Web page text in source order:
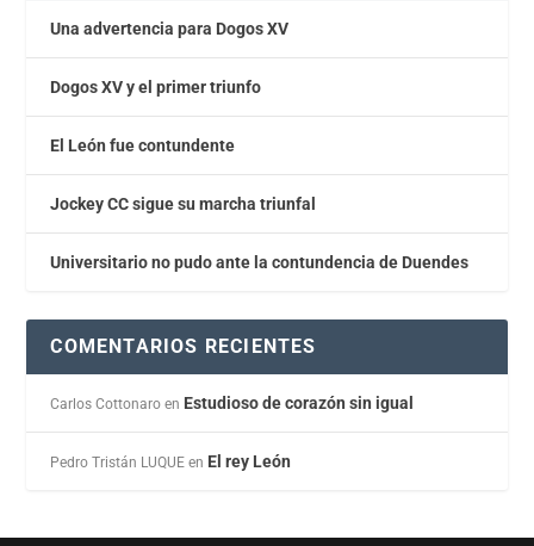
Una advertencia para Dogos XV
Dogos XV y el primer triunfo
El León fue contundente
Jockey CC sigue su marcha triunfal
Universitario no pudo ante la contundencia de Duendes
COMENTARIOS RECIENTES
Carlos Cottonaro en Estudioso de corazón sin igual
Pedro Tristán LUQUE en El rey León